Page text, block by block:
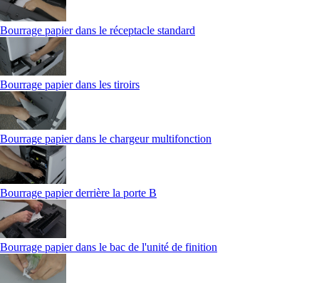
Bourrage papier dans le réceptacle standard
Bourrage papier dans les tiroirs
Bourrage papier dans le chargeur multifonction
Bourrage papier derrière la porte B
Bourrage papier dans le bac de l'unité de finition